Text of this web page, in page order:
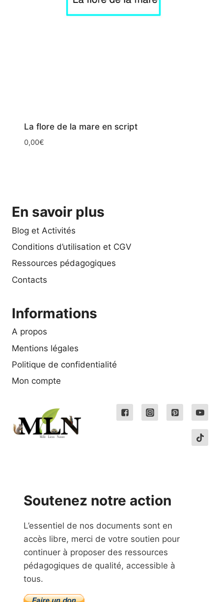
La flore de la mare en script
0,00€
En savoir plus
Blog et Activités
Conditions d’utilisation et CGV
Ressources pédagogiques
Contacts
Informations
A propos
Mentions légales
Politique de confidentialité
Mon compte
Soutenez notre action
L’essentiel de nos documents sont en
accès libre, merci de votre soutien pour
continuer à proposer des ressources
pédagogiques de qualité, accessible à
tous.